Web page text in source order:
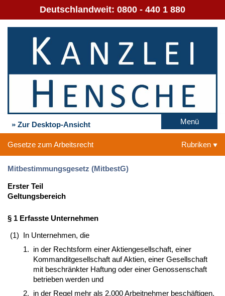
Deutschlandweit: 0800 - 440 1 880
» Zur Desktop-Ansicht Menü
Gesetze zum Arbeitsrecht Rubriken
Mitbestimmungsgesetz (MitbestG)
Erster Teil
Geltungsbereich
§ 1 Erfasste Unternehmen
(1) In Unternehmen, die
1. in der Rechtsform einer Aktiengesellschaft, einer
Kommanditgesellschaft auf Aktien, einer Gesellschaft
mit beschränkter Haftung oder einer Genossenschaft
betrieben werden und
2. in der Regel mehr als 2.000 Arbeitnehmer beschäftigen,